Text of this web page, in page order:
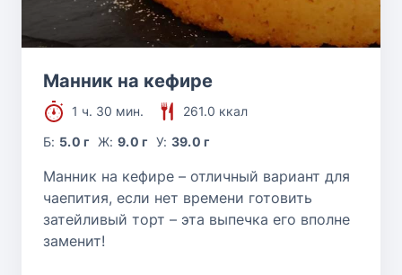
Манник на кефире
1 ч. 30 мин.
261.0 ккал
Б: 5.0 г Ж: 9.0 г У: 39.0 г
Манник на кефире – отличный вариант для
чаепития, если нет времени готовить
затейливый торт – эта выпечка его вполне
заменит!